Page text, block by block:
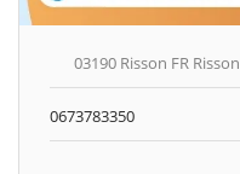
03190 Risson FR Risson
0673783350